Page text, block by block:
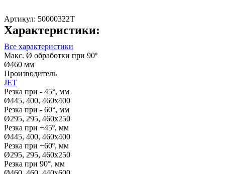
Артикул: 50000322T
Характеристики:
Все характеристики
Макс. Ø обработки при 90º
Ø460 мм
Производитель
JET
Резка при - 45°, мм
Ø445, 400, 460х400
Резка при - 60°, мм
Ø295, 295, 460х250
Резка при +45º, мм
Ø445, 400, 460х400
Резка при +60º, мм
Ø295, 295, 460х250
Резка при 90°, мм